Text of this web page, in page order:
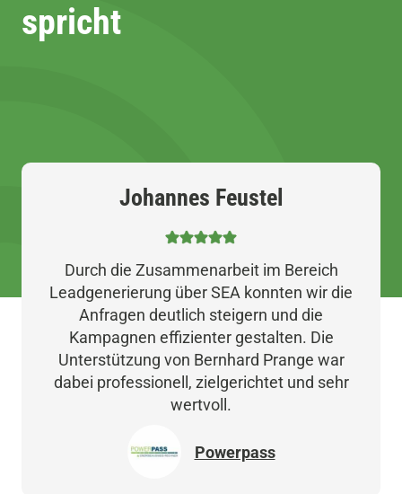
spricht
Johannes Feustel
Durch die Zusammenarbeit im Bereich
Leadgenerierung über SEA konnten wir die
Anfragen deutlich steigern und die
Kampagnen effizienter gestalten. Die
Unterstützung von Bernhard Prange war
dabei professionell, zielgerichtet und sehr
wertvoll.
Powerpass